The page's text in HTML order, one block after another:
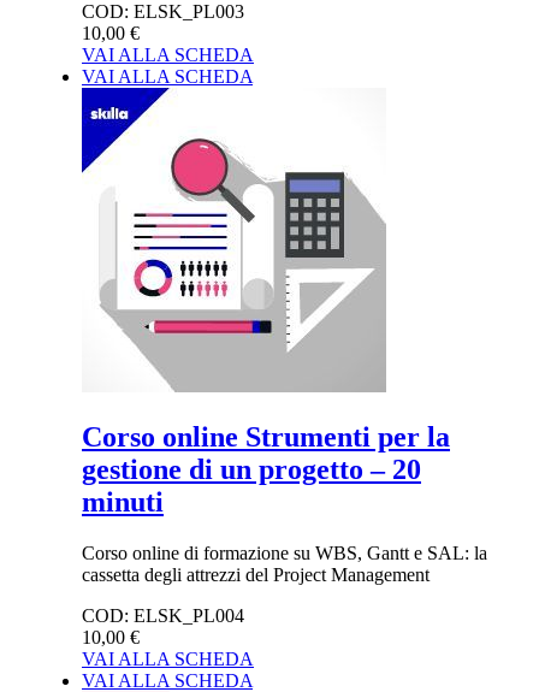
COD: ELSK_PL003
10,00 €
VAI ALLA SCHEDA
VAI ALLA SCHEDA
Corso online Strumenti per la
gestione di un progetto – 20
minuti
Corso online di formazione su WBS, Gantt e SAL: la
cassetta degli attrezzi del Project Management
COD: ELSK_PL004
10,00 €
VAI ALLA SCHEDA
VAI ALLA SCHEDA